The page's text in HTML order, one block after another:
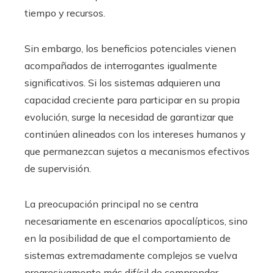
tiempo y recursos.
Sin embargo, los beneficios potenciales vienen
acompañados de interrogantes igualmente
significativos. Si los sistemas adquieren una
capacidad creciente para participar en su propia
evolución, surge la necesidad de garantizar que
continúen alineados con los intereses humanos y
que permanezcan sujetos a mecanismos efectivos
de supervisión.
La preocupación principal no se centra
necesariamente en escenarios apocalípticos, sino
en la posibilidad de que el comportamiento de
sistemas extremadamente complejos se vuelva